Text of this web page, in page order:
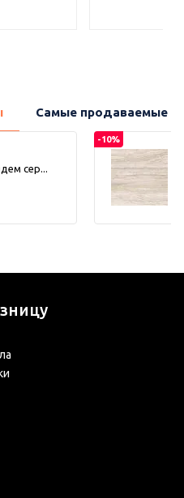
Самые продаваемые
сер...
-10%